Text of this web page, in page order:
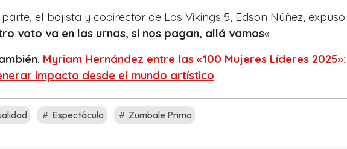
parte, el bajista y codirector de Los Vikings 5, Edson Núñez, expuso:
voto va en las urnas, si nos pagan, allá vamos«.
Myriam Hernández entre las «100 Mujeres Líderes 2025»:
impacto desde el mundo artístico
Espectáculo Zumbale Primo